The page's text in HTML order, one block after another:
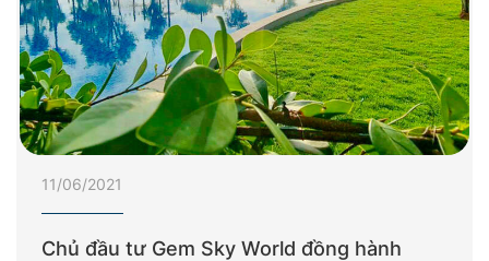
11/06/2021
Chủ đầu tư Gem Sky World đồng hành